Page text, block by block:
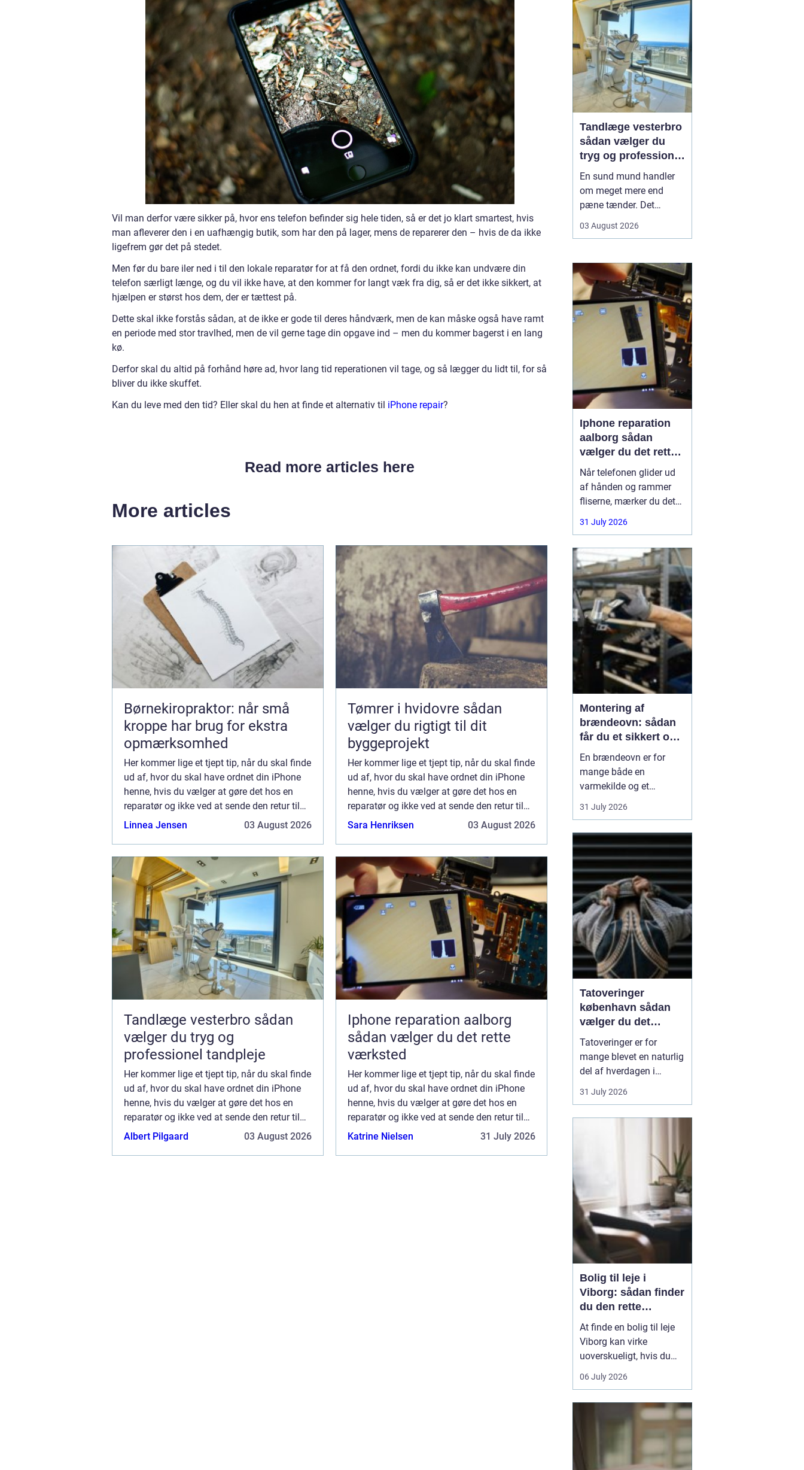
Vil man derfor være sikker på, hvor ens telefon befinder sig hele tiden, så er det jo klart smartest, hvis
man afleverer den i en uafhængig butik, som har den på lager, mens de reparerer den – hvis de da ikke
ligefrem gør det på stedet.
Men før du bare iler ned i til den lokale reparatør for at få den ordnet, fordi du ikke kan undvære din
telefon særligt længe, og du vil ikke have, at den kommer for langt væk fra dig, så er det ikke sikkert, at
hjælpen er størst hos dem, der er tættest på.
Dette skal ikke forstås sådan, at de ikke er gode til deres håndværk, men de kan måske også have ramt
en periode med stor travlhed, men de vil gerne tage din opgave ind – men du kommer bagerst i en lang
kø.
Derfor skal du altid på forhånd høre ad, hvor lang tid reperationen vil tage, og så lægger du lidt til, for så
bliver du ikke skuffet.
Kan du leve med den tid? Eller skal du hen at finde et alternativ til iPhone repair?
Read more articles here
More articles
Børnekiropraktor: når små
kroppe har brug for ekstra
opmærksomhed
Her kommer lige et tjept tip, når du skal finde
ud af, hvor du skal have ordnet din iPhone
henne, hvis du vælger at gøre det hos en
reparatør og ikke ved at sende den retur til
forhandleren, hvor du fik telefonen fra. Dog
Linnea Jensen 03 August 2026
Tømrer i hvidovre sådan
vælger du rigtigt til dit
byggeprojekt
Her kommer lige et tjept tip, når du skal finde
ud af, hvor du skal have ordnet din iPhone
henne, hvis du vælger at gøre det hos en
reparatør og ikke ved at sende den retur til
forhandleren, hvor du fik telefonen fra. Dog
Sara Henriksen 03 August 2026
Tandlæge vesterbro sådan
vælger du tryg og
professionel tandpleje
Her kommer lige et tjept tip, når du skal finde
ud af, hvor du skal have ordnet din iPhone
henne, hvis du vælger at gøre det hos en
reparatør og ikke ved at sende den retur til
forhandleren, hvor du fik telefonen fra. Dog
Albert Pilgaard 03 August 2026
Iphone reparation aalborg
sådan vælger du det rette
værksted
Her kommer lige et tjept tip, når du skal finde
ud af, hvor du skal have ordnet din iPhone
henne, hvis du vælger at gøre det hos en
reparatør og ikke ved at sende den retur til
forhandleren, hvor du fik telefonen fra. Dog
Katrine Nielsen 31 July 2026
derfor ikke kun om pris.
Det handler om kvalitet,
tryghed og gode løsni...
Tandlæge vesterbro
sådan vælger du
tryg og professionel
tandpleje
En sund mund handler
om meget mere end
pæne tænder. Det
hverdag, din selvtillid og
duleder efter tandlæge
vesterbro, møder du
derfor mange
valgmuligheder m...
03 August 2026
Iphone reparation
aalborg sådan
vælger du det rette
værksted
Når telefonen glider ud
af hånden og rammer
fliserne, mærker du det
med det samme.
Skærmen splintrer, lyden
står af midt på dagen.
For mange i Aalborg er
mobilen helt central i
både arbejde, studie og
hverdag. Derfor
31 July 2026
Montering af
brændeovn: sådan
får du et sikkert og
smukt resultat
En brændeovn er for
mange både en
varmekilde og et
samlingspunkt i
hjemmet. Flammerne
mærkes i hele rummet.
Men montering af
brændeovn er ikke noget,
man bør kaste sig ud i
uden viden og
planl&ae...
31 July 2026
Tatoveringer
københavn sådan
vælger du det
rigtige studie
Tatoveringer er for
mange blevet en naturlig
del af hverdagen i
København. Byen er fyldt
med dygtige artister,
spænder vidt. Når man
31 July 2026
Bolig til leje i
Viborg: sådan finder
du den rette
lejlighed
At finde en bolig til leje
Viborg kan virke
uoverskueligt, hvis du
ikke kender byen eller det
lokale boligmarked. Der
priserne varierer, og
områderne har hver
deres særpræg. Med en
klar plan, lidt viden om
06 July 2026